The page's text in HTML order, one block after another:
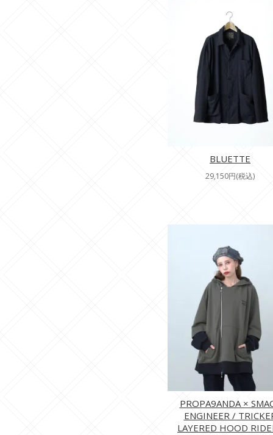
BLUETTE
29,150円(税込)
PROPA9ANDA ×
ENGINEER /
LAYERED HOOD